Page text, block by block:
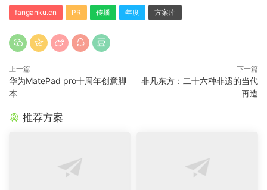
fanganku.cn PR 传播 年度 方案库
上一篇
华为MatePad pro十周年创意脚
本
下一篇
非凡东方：二十六种非遗的当代
再造
推荐方案